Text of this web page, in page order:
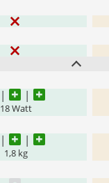
18 Watt
1,8 kg